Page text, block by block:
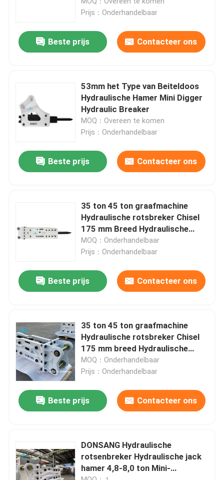
Ongeveer ons
Kwaliteitscontrole
Contacteer ons
Verzoek om een Citaat
Hydraulische Rotsbreker
Graafwerktuig hydraulische Breker
Prijs：Onderhandelbaar
Beste prijs Contacteer ons
53mm het Type van Beiteldoos
Hydraulische Hamer Mini Digger
Hydraulic Breaker
MOQ：Overeen te komen
Prijs：Onderhandelbaar
Beste prijs Contacteer ons
35 ton 45 ton graafmachine
Hydraulische rotsbreker Chisel
175 mm Breed Hydraulische
breker hamer
MOQ：Onderhandelbaar
Prijs：Onderhandelbaar
Beste prijs Contacteer ons
35 ton 45 ton graafmachine
Hydraulische rotsbreker Chisel
175 mm breed Hydraulische
breker hamer
MOQ：Onderhandelbaar
Prijs：Onderhandelbaar
Beste prijs Contacteer ons
DONSANG Hydraulische
rotsenbreker Hydraulische jack
hamer 4,8-8,0 ton Mini-